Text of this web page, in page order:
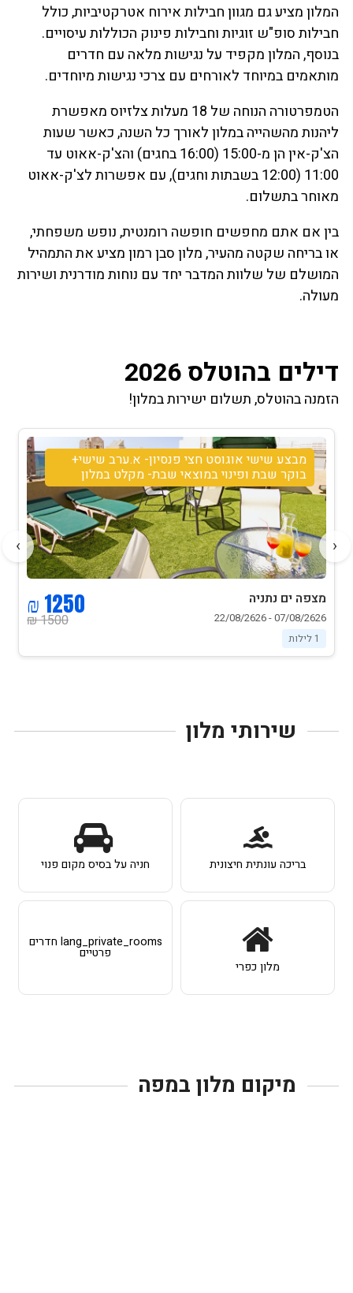
המלון מציע גם מגוון חבילות אירוח אטרקטיביות, כולל
חבילות סופ"ש זוגיות וחבילות פינוק הכוללות עיסויים.
בנוסף, המלון מקפיד על נגישות מלאה עם חדרים
מותאמים במיוחד לאורחים עם צרכי נגישות מיוחדים.
הטמפרטורה הנוחה של 18 מעלות צלזיוס מאפשרת
ליהנות מהשהייה במלון לאורך כל השנה, כאשר שעות
הצ'ק-אין הן מ-15:00 (16:00 בחגים) והצ'ק-אאוט עד
11:00 (12:00 בשבתות וחגים), עם אפשרות לצ'ק-אאוט
מאוחר בתשלום.
בין אם אתם מחפשים חופשה רומנטית, נופש משפחתי,
או בריחה שקטה מהעיר, מלון סבן רמון מציע את התמהיל
המושלם של שלוות המדבר יחד עם נוחות מודרנית ושירות
מעולה.
דילים בהוטלס 2026
הזמנה בהוטלס, תשלום ישירות במלון!
מבצע שישי אוגוסט חצי פנסיון- א.ערב שישי+
בוקר שבת ופינוי במוצאי שבת- מקלט במלון
מצפה ים נתניה
07/08/2626 - 22/08/2626
1 לילות
1500 ₪
1250 ₪
‹
›
שירותי מלון
בריכה עונתית חיצונית חניה על בסיס מקום פנוי
מלון כפרי
lang_private_rooms חדרים
פרטיים
מיקום מלון במפה